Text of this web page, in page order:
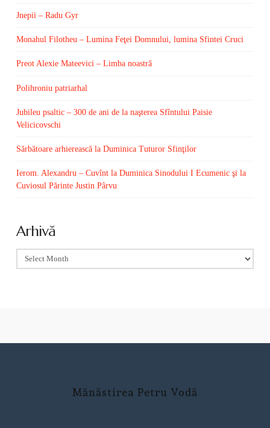
Jnepii – Radu Gyr
Monahul Filotheu – Lumina Feţei Domnului, lumina Sfintei Cruci
Preot Alexie Mateevici – Limba noastră
Polihroniu patriarhal
Jubileu psaltic – 300 de ani de la naşterea Sfîntului Paisie
Velicicovschi
Sărbătoare arhierească la Duminica Tuturor Sfinţilor
Ierom. Alexandru – Cuvînt la Duminica Sinodului I Ecumenic şi la
Cuviosul Părinte Justin Pârvu
Arhivă
Arhivă
Mănăstirea Petru Vodă